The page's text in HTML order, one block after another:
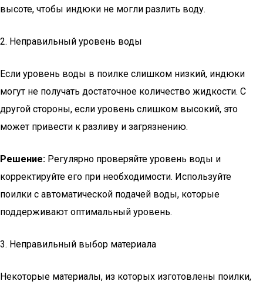
высоте, чтобы индюки не могли разлить воду.
2. Неправильный уровень воды
Если уровень воды в поилке слишком низкий, индюки
могут не получать достаточное количество жидкости. С
другой стороны, если уровень слишком высокий, это
может привести к разливу и загрязнению.
Решение: Регулярно проверяйте уровень воды и
корректируйте его при необходимости. Используйте
поилки с автоматической подачей воды, которые
поддерживают оптимальный уровень.
3. Неправильный выбор материала
Некоторые материалы, из которых изготовлены поилки,